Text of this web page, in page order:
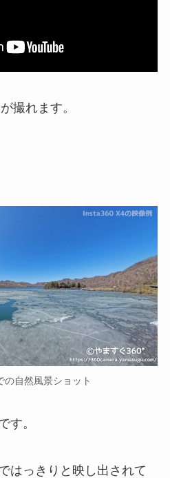
撮れます。
の自然風景ショット
す。
はっきりと映し出されて